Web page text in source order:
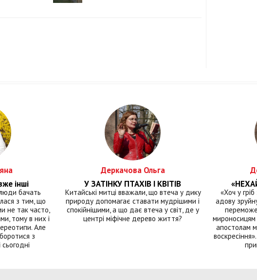
інші
бачать
з тим, що
не так часто,
тому в них і
Але
з
Деркачова Ольга
У ЗАТІНКУ ПТАХІВ І КВІТІВ
Китайські митці вважали, що втеча у дику
природу допомагає ставати мудрішими і
спокійнішими, а що дає втеча у світ, де у
центрі міфічне дерево життя?
«Хоч у
адову
мироносицям
апостолам